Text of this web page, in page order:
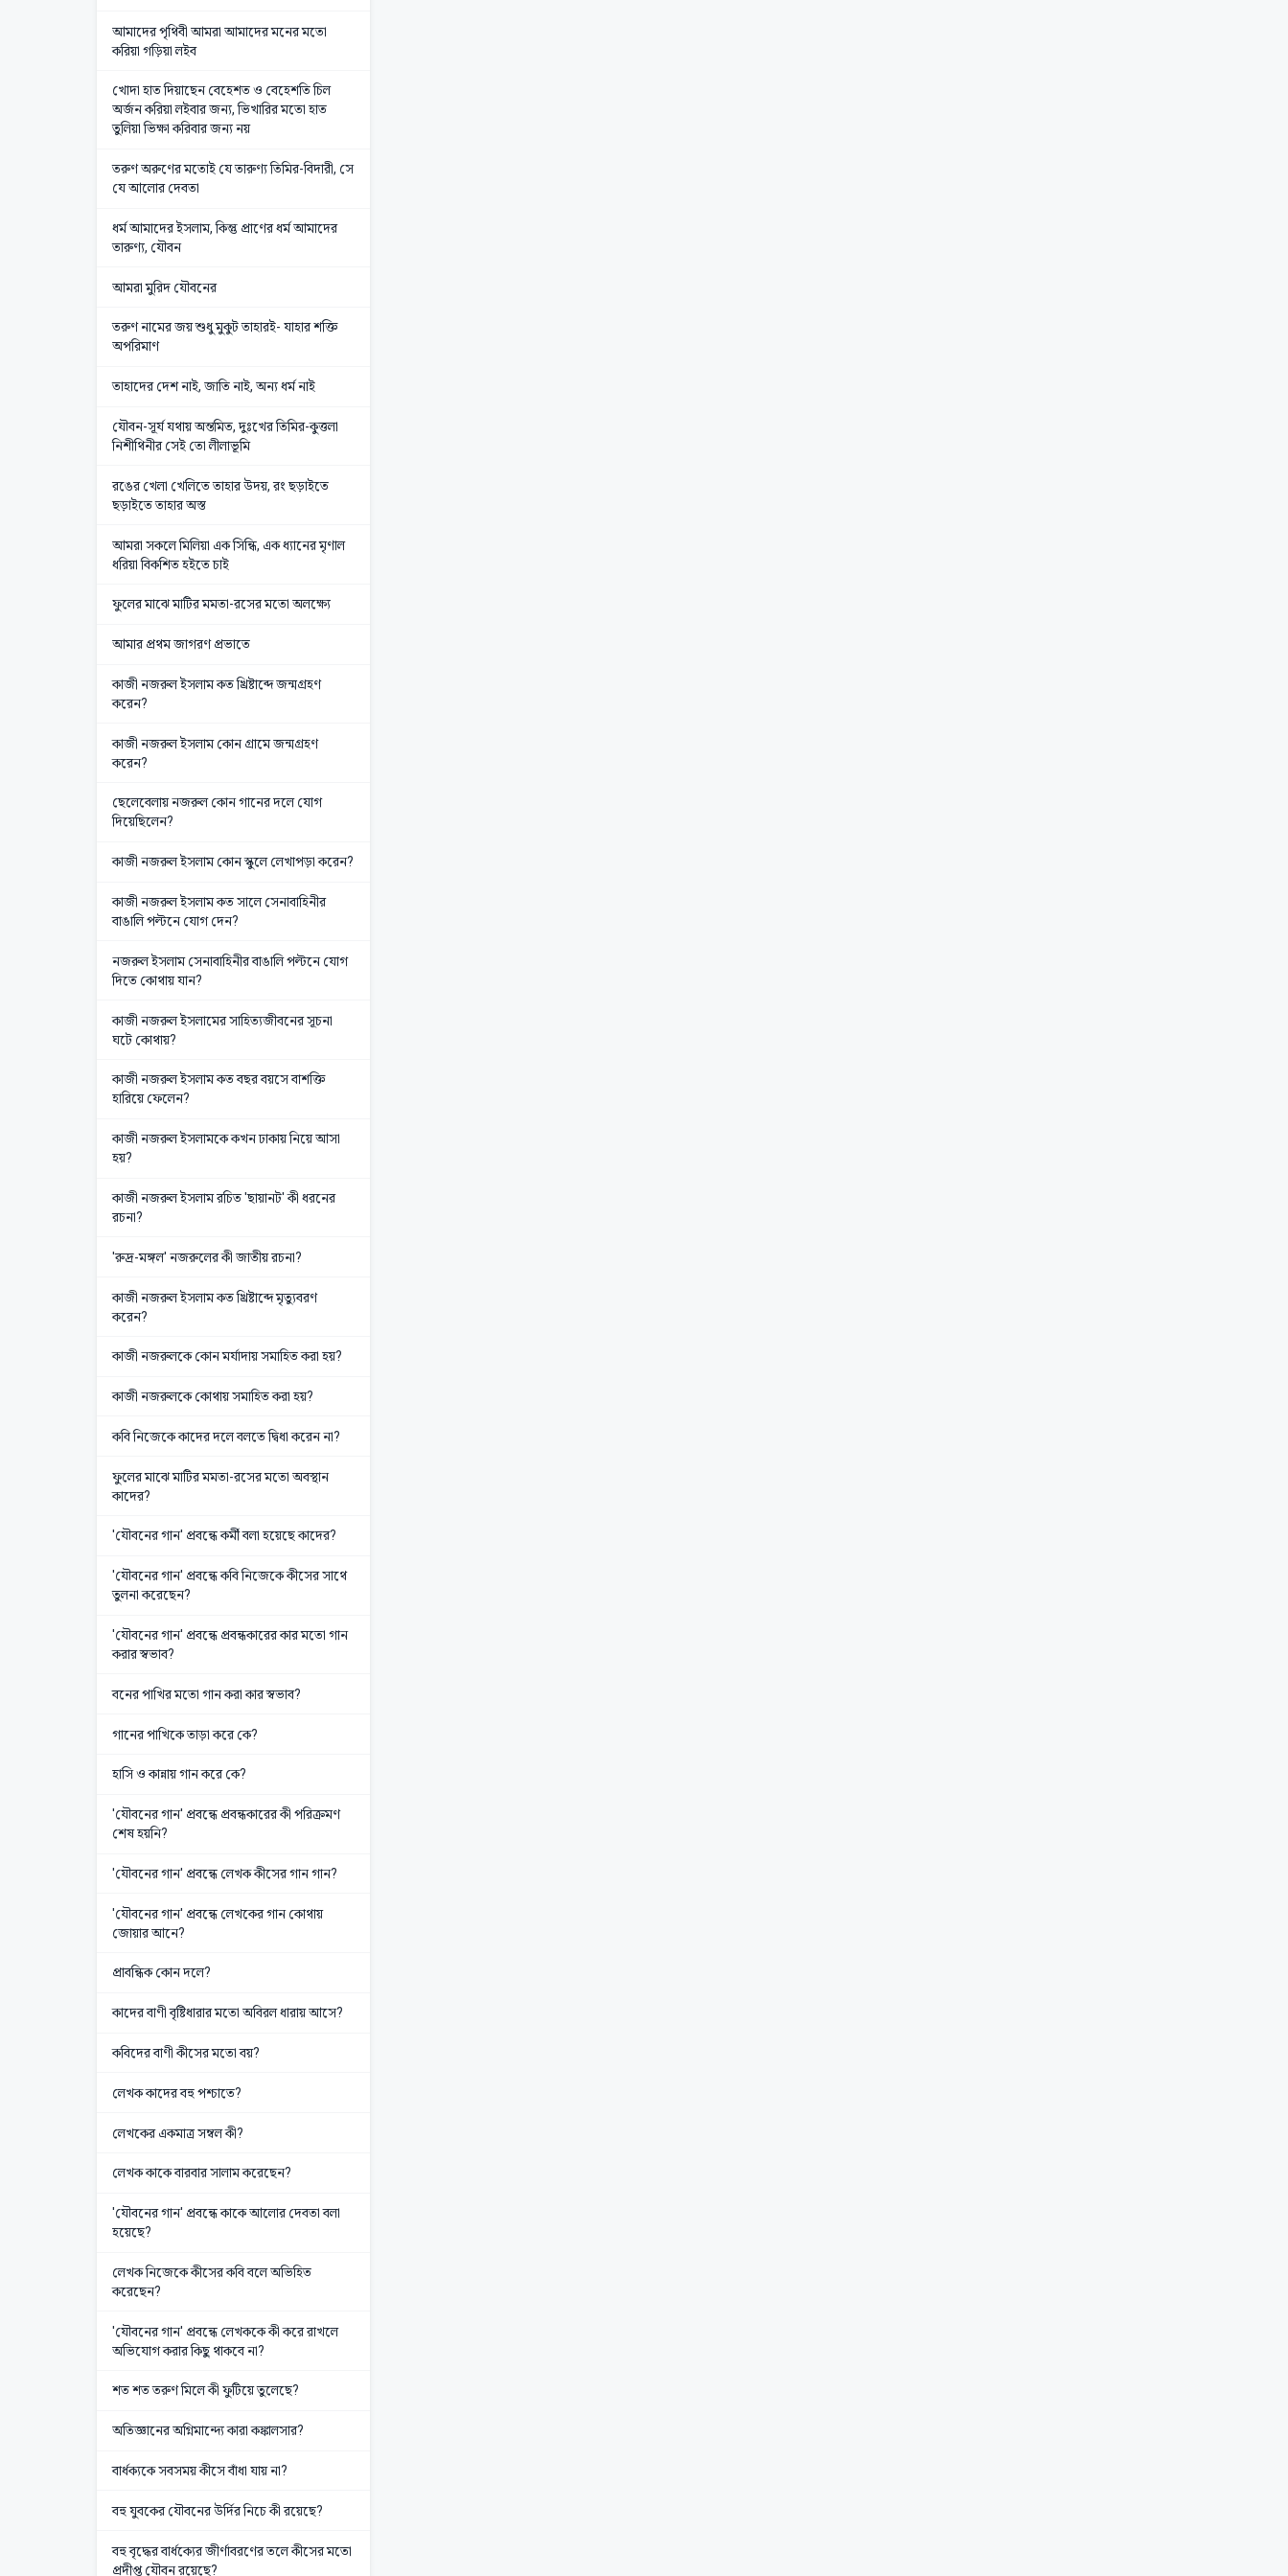
আমাদের পৃথিবী আমরা আমাদের মনের মতো
করিয়া গড়িয়া লইব
খোদা হাত দিয়াছেন বেহেশত ও বেহেশতি চিল
অর্জন করিয়া লইবার জন্য, ভিখারির মতো হাত
তুলিয়া ভিক্ষা করিবার জন্য নয়
তরুণ অরুণের মতোই যে তারুণ্য তিমির-বিদারী, সে
যে আলোর দেবতা
ধর্ম আমাদের ইসলাম, কিন্তু প্রাণের ধর্ম আমাদের
তারুণ্য, যৌবন
আমরা মুরিদ যৌবনের
তরুণ নামের জয় শুধু মুকুট তাহারই- যাহার শক্তি
অপরিমাণ
তাহাদের দেশ নাই, জাতি নাই, অন্য ধর্ম নাই
যৌবন-সূর্য যথায় অন্তমিত, দুঃখের তিমির-কুত্তলা
নিশীথিনীর সেই তো লীলাভূমি
রঙের খেলা খেলিতে তাহার উদয়, রং ছড়াইতে
ছড়াইতে তাহার অস্ত
আমরা সকলে মিলিয়া এক সিন্ধি, এক ধ্যানের মৃণাল
ধরিয়া বিকশিত হইতে চাই
ফুলের মাঝে মাটির মমতা-রসের মতো অলক্ষ্যে
আমার প্রথম জাগরণ প্রভাতে
কাজী নজরুল ইসলাম কত খ্রিষ্টাব্দে জন্মগ্রহণ
করেন?
কাজী নজরুল ইসলাম কোন গ্রামে জন্মগ্রহণ
করেন?
ছেলেবেলায় নজরুল কোন গানের দলে যোগ
দিয়েছিলেন?
কাজী নজরুল ইসলাম কোন স্কুলে লেখাপড়া করেন?
কাজী নজরুল ইসলাম কত সালে সেনাবাহিনীর
বাঙালি পল্টনে যোগ দেন?
নজরুল ইসলাম সেনাবাহিনীর বাঙালি পল্টনে যোগ
দিতে কোথায় যান?
কাজী নজরুল ইসলামের সাহিত্যজীবনের সূচনা
ঘটে কোথায়?
কাজী নজরুল ইসলাম কত বছর বয়সে বাশক্তি
হারিয়ে ফেলেন?
কাজী নজরুল ইসলামকে কখন ঢাকায় নিয়ে আসা
হয়?
কাজী নজরুল ইসলাম রচিত 'ছায়ানট' কী ধরনের
রচনা?
'রুদ্র-মঙ্গল' নজরুলের কী জাতীয় রচনা?
কাজী নজরুল ইসলাম কত খ্রিষ্টাব্দে মৃত্যুবরণ
করেন?
কাজী নজরুলকে কোন মর্যাদায় সমাহিত করা হয়?
কাজী নজরুলকে কোথায় সমাহিত করা হয়?
কবি নিজেকে কাদের দলে বলতে দ্বিধা করেন না?
ফুলের মাঝে মাটির মমতা-রসের মতো অবস্থান
কাদের?
'যৌবনের গান' প্রবন্ধে কর্মী বলা হয়েছে কাদের?
'যৌবনের গান' প্রবন্ধে কবি নিজেকে কীসের সাথে
তুলনা করেছেন?
'যৌবনের গান' প্রবন্ধে প্রবন্ধকারের কার মতো গান
করার স্বভাব?
বনের পাখির মতো গান করা কার স্বভাব?
গানের পাখিকে তাড়া করে কে?
হাসি ও কান্নায় গান করে কে?
'যৌবনের গান' প্রবন্ধে প্রবন্ধকারের কী পরিক্রমণ
শেষ হয়নি?
'যৌবনের গান' প্রবন্ধে লেখক কীসের গান গান?
'যৌবনের গান' প্রবন্ধে লেখকের গান কোথায়
জোয়ার আনে?
প্রাবন্ধিক কোন দলে?
কাদের বাণী বৃষ্টিধারার মতো অবিরল ধারায় আসে?
কবিদের বাণী কীসের মতো বয়?
লেখক কাদের বহু পশ্চাতে?
লেখকের একমাত্র সম্বল কী?
লেখক কাকে বারবার সালাম করেছেন?
'যৌবনের গান' প্রবন্ধে কাকে আলোর দেবতা বলা
হয়েছে?
লেখক নিজেকে কীসের কবি বলে অভিহিত
করেছেন?
'যৌবনের গান' প্রবন্ধে লেখককে কী করে রাখলে
অভিযোগ করার কিছু থাকবে না?
শত শত তরুণ মিলে কী ফুটিয়ে তুলেছে?
অতিজ্ঞানের অগ্নিমান্দ্যে কারা কঙ্কালসার?
বার্ধক্যকে সবসময় কীসে বাঁধা যায় না?
বহু যুবকের যৌবনের উর্দির নিচে কী রয়েছে?
বহু বৃদ্ধের বার্ধক্যের জীর্ণাবরণের তলে কীসের মতো
প্রদীপ্ত যৌবন রয়েছে?